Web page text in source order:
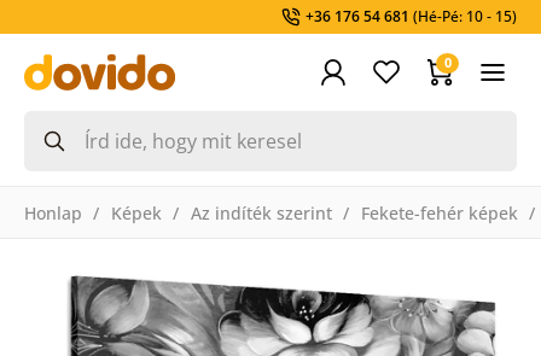
+36 176 54 681 (Hé-Pé: 10 - 15)
0
Honlap Képek Az indíték szerint Fekete-fehér képek